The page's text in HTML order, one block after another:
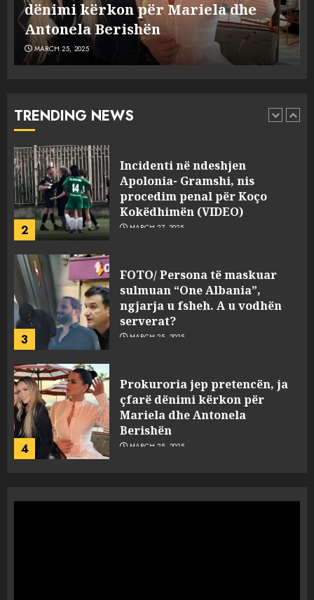
Dumanit flet për PERSONAT që e
plagosën!
MARCH 25, 2025
TRENDING NEWS
5
plagosën!
MARCH 25, 2025
1
Punonjësja e UKT akuzon
pasuri të pajustifikuar
2
Incidenti në ndeshjen
Apolonia- Gramshi, nis
procedim penal për Koço
Kokëdhimën (VIDEO)
MARCH 27, 2025
3
FOTO/ Persona të maskuar
sulmuan “One Albania”,
ngjarja u fsheh. A u vodhën
serverat?
MARCH 25, 2025
4
Prokuroria jep pretencën, ja
çfarë dënimi kërkon për
Mariela dhe Antonela
Berishën
MARCH 25, 2025